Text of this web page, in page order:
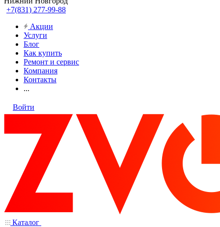
+7(831) 277-99-88
Акции
Услуги
Блог
Как купить
Ремонт и сервис
Компания
Контакты
...
Войти
Каталог